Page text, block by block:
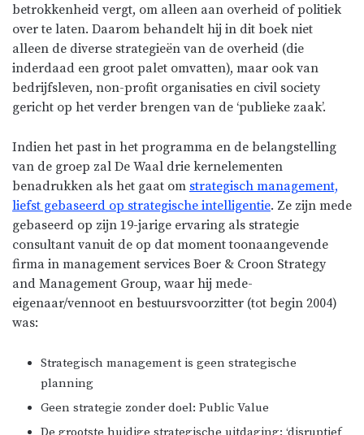
betrokkenheid vergt, om alleen aan overheid of politiek
over te laten. Daarom behandelt hij in dit boek niet
alleen de diverse strategieën van de overheid (die
inderdaad een groot palet omvatten), maar ook van
bedrijfsleven, non-profit organisaties en civil society
gericht op het verder brengen van de ‘publieke zaak’.
Indien het past in het programma en de belangstelling
van de groep zal De Waal drie kernelementen
benadrukken als het gaat om strategisch management,
liefst gebaseerd op strategische intelligentie. Ze zijn mede
gebaseerd op zijn 19-jarige ervaring als strategie
consultant vanuit de op dat moment toonaangevende
firma in management services Boer & Croon Strategy
and Management Group, waar hij mede-
eigenaar/vennoot en bestuursvoorzitter (tot begin 2004)
was:
Strategisch management is geen strategische
planning
Geen strategie zonder doel: Public Value